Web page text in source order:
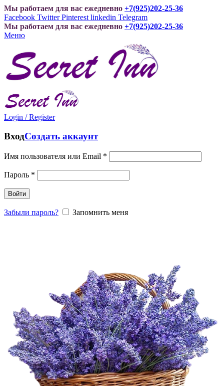
Мы работаем для вас ежедневно +7(925)202-25-36
Facebook Twitter Pinterest linkedin Telegram
Мы работаем для вас ежедневно +7(925)202-25-36
Меню
Login / Register
ВходСоздать аккаунт
Имя пользователя или Email *
Пароль *
Войти
Забыли пароль? Запомнить меня